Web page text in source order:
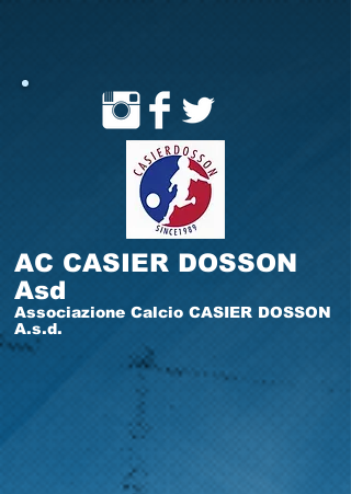
AC CASIER DOSSON
Asd
Associazione Calcio CASIER DOSSON
A.s.d.